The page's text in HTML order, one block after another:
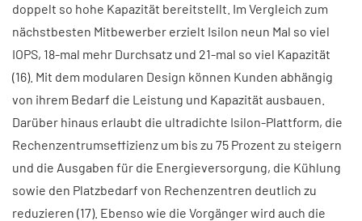
doppelt so hohe Kapazität bereitstellt. Im Vergleich zum
nächstbesten Mitbewerber erzielt Isilon neun Mal so viel
IOPS, 18-mal mehr Durchsatz und 21-mal so viel Kapazität
(16). Mit dem modularen Design können Kunden abhängig
von ihrem Bedarf die Leistung und Kapazität ausbauen.
Darüber hinaus erlaubt die ultradichte Isilon-Plattform, die
Rechenzentrumseffizienz um bis zu 75 Prozent zu steigern
und die Ausgaben für die Energieversorgung, die Kühlung
sowie den Platzbedarf von Rechenzentren deutlich zu
reduzieren (17). Ebenso wie die Vorgänger wird auch die